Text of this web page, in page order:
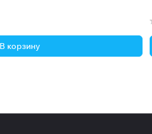
В корзину